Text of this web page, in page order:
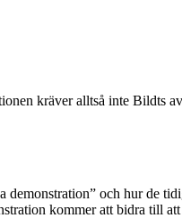
kräver alltså inte Bildts
och hur de
kommer att bidra till